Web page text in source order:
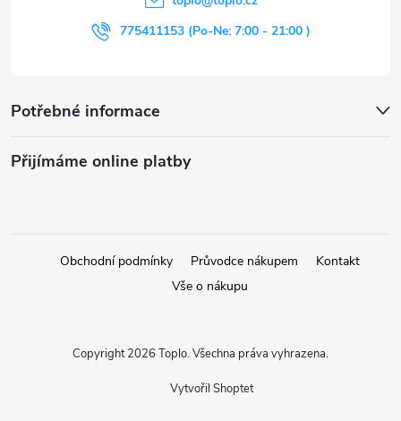
Potřebné informace
Přijímáme online platby
775411153 (Po-Ne: 7:00 - 21:00 )
Obchodní podmínky Průvodce nákupem
Kontakt
Vše o nákupu
Vytvořil Shoptet
Copyright 2026 Toplo. Všechna práva vyhrazena.